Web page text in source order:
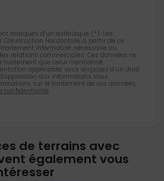
marqués d’un astérisque (*). Les
Horizontale, à partir de ce
traitement informatisé nécessaire au
relations commerciales. Ces données ne
traitement que celui mentionné.
applicable, vous disposez d’un droit
aux informations vous
sur le traitement de vos données,
confidentialité
de terrains avec
également vous